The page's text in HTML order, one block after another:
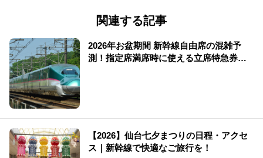
関連する記事
2026年お盆期間 新幹線自由席の混雑予
測！指定席満席時に使える立席特急券も
【2026】仙台七夕まつりの日程・アクセ
ス｜新幹線で快適なご旅行を！